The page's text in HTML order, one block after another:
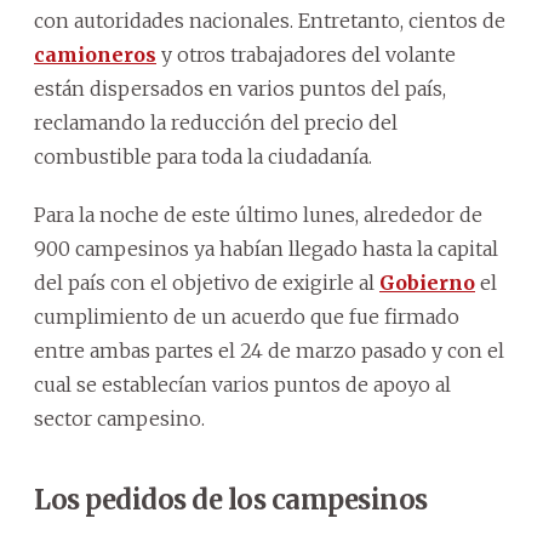
con autoridades nacionales. Entretanto, cientos de
camioneros y otros trabajadores del volante
están dispersados en varios puntos del país,
reclamando la reducción del precio del
combustible para toda la ciudadanía.
Para la noche de este último lunes, alrededor de
900 campesinos ya habían llegado hasta la capital
del país con el objetivo de exigirle al Gobierno el
cumplimiento de un acuerdo que fue firmado
entre ambas partes el 24 de marzo pasado y con el
cual se establecían varios puntos de apoyo al
sector campesino.
Los pedidos de los campesinos